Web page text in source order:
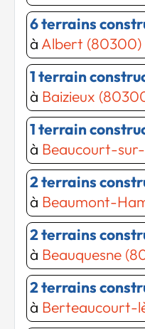
6 terrains
à Albert (80300)
1 terrain
à Baizieux
1 terrain
à Beaucourt-
2 terrains
à Beaumont-
2 terrains
à Beauquesne
2 terrains
à Berteaucourt-